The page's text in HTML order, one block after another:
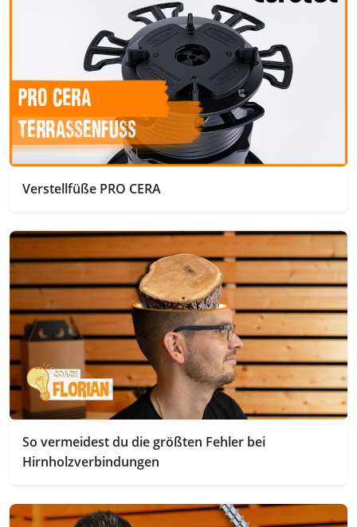
Verstellfüße PRO CERA
So vermeidest du die größten Fehler bei
Hirnholzverbindungen